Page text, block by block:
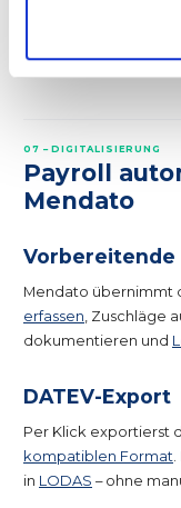
Schwarzarbeit / nicht
MA
07 – DIGITALISIERUNG
Payroll
Mendato
Mendato übernimmt
erfassen, Zuschläge
dokumentieren und
DATEV-Export
Per Klick exportierst
kompatiblen Format
in LODAS – ohne